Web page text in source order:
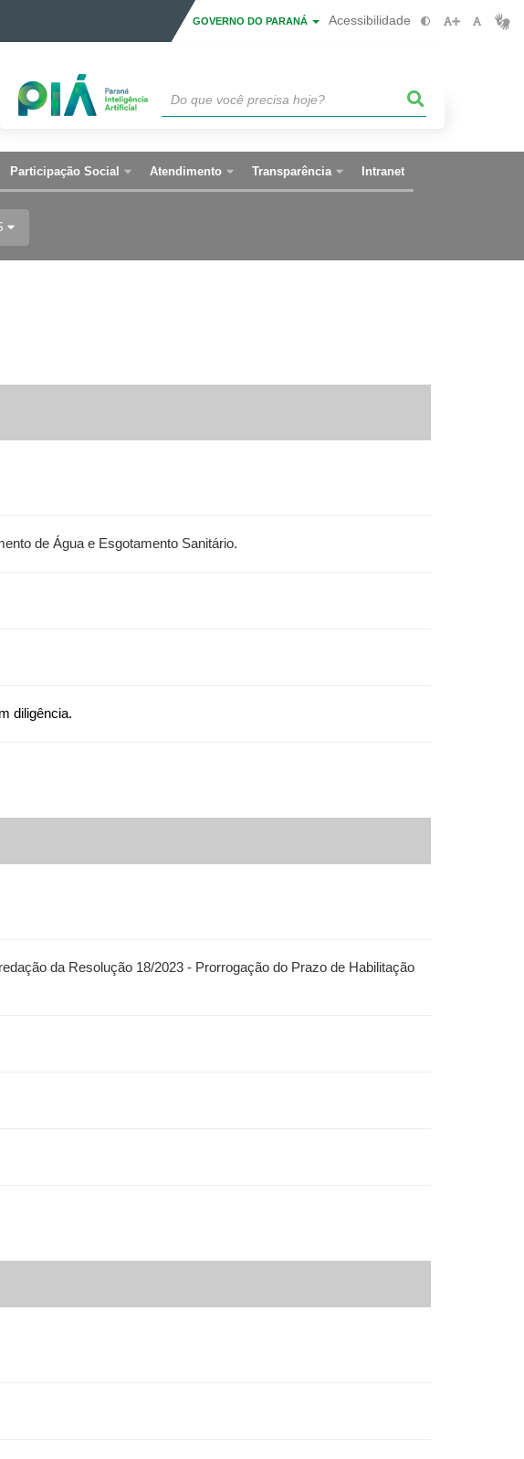
GOVERNO DO PARANÁ Acessibilidade
Participação Social Atendimento Transparência Intranet
de Água e Esgotamento Sanitário.
diligência.
da Resolução 18/2023 - Prorrogação do Prazo de Habilitação